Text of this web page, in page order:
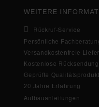
WEITERE
Rückruf-Service
Persönliche
Versandkostenfreie
Kostenlose
Geprüfte
20 Jahre Erfahrung
Aufbauanleitungen